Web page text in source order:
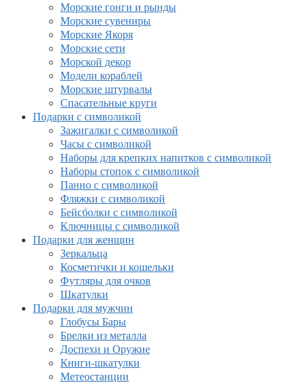
Морские гонги и рынды
Морские сувениры
Морские Якоря
Морские сети
Морской декор
Модели кораблей
Морские штурвалы
Спасательные круги
Подарки с символикой
Зажигалки с символикой
Часы с символикой
Наборы для крепких напитков с символикой
Наборы стопок с символикой
Панно с символикой
Фляжки с символикой
Бейсболки с символикой
Ключницы с символикой
Подарки для женщин
Зеркальца
Косметички и кошельки
Футляры для очков
Шкатулки
Подарки для мужчин
Глобусы Бары
Брелки из металла
Доспехи и Оружие
Книги-шкатулки
Метеостанции